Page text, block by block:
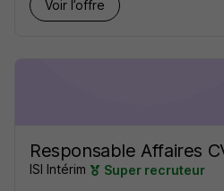
Voir l’offre
Responsable Affaires
ISI Intérim Super recruteur